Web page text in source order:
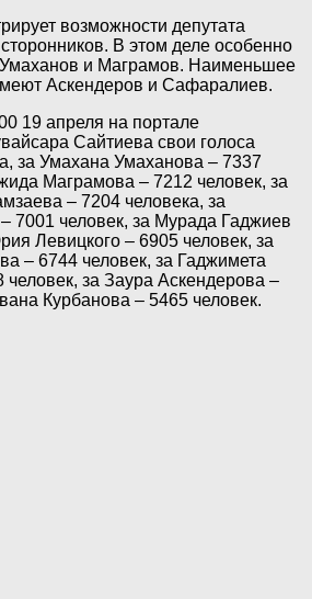
возможности депутата
В этом деле особенно
и Маграмов. Наименьшее
Аскендеров и Сафаралиев.
19 апреля на портале
Сайтиева свои голоса
за Умахана Умаханова – 7337
Маграмова – 7212 человек, за
– 7204 человека, за
7001 человек, за Мурада Гаджиев
Левицкого – 6905 человек, за
– 6744 человек, за Гаджимета
за Заура Аскендерова –
Курбанова – 5465 человек.